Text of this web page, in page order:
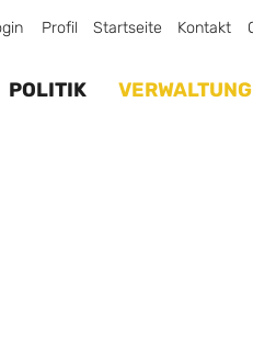
Profil Startseite Kontakt
POLITIK VERWALTUNG